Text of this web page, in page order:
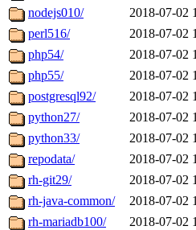
nodejs010/
2018-07-02
perl516/
2018-07-02
php54/
2018-07-02
php55/
2018-07-02
postgresql92/
2018-07-02
python27/
2018-07-02
python33/
2018-07-02
repodata/
2018-07-02
rh-git29/
2018-07-02
rh-java-common/
2018-07-02
rh-mariadb100/
2018-07-02